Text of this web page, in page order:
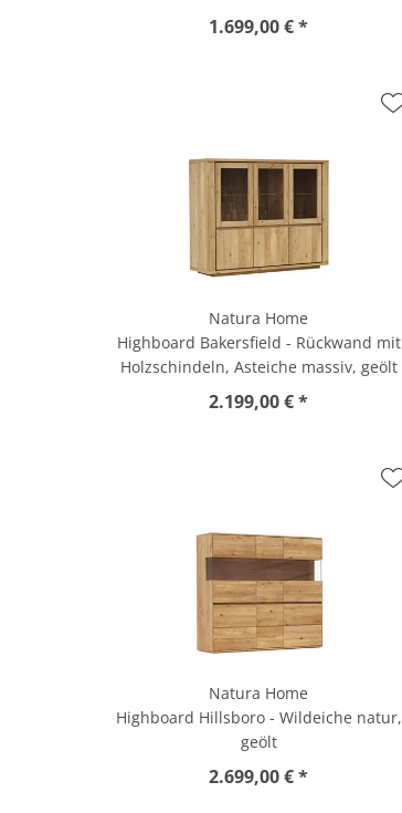
1.699,00 € *
Natura Home
Highboard Bakersfield - Rückwand mit
Holzschindeln, Asteiche massiv, geölt
2.199,00 € *
Natura Home
Highboard Hillsboro - Wildeiche natur,
geölt
2.699,00 € *